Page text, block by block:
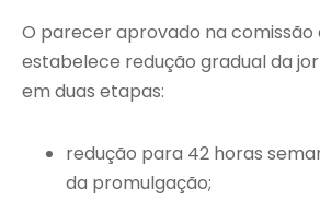
O parecer aprovado na comissão
estabelece redução gradual da
em duas etapas:
redução para 42 horas
da promulgação;